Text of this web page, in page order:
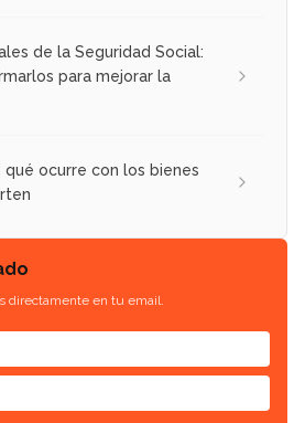
de la Seguridad Social:
para mejorar la
qué ocurre con los bienes
directamente en tu email.